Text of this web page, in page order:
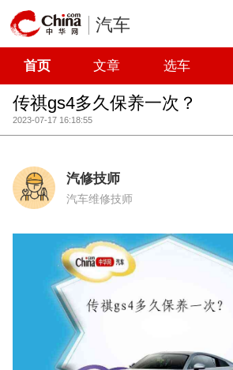
汽车
首页 文章 选车
传祺gs4多久保养一次？
2023-07-17 16:18:55
汽修技师
汽车维修技师